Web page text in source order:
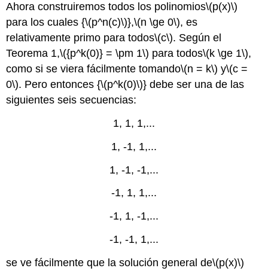
Ahora construiremos todos los polinomios\(p(x)\)
para los cuales {\(p^n(c)\)},\(n \ge 0\), es
relativamente primo para todos\(c\). Según el
Teorema 1,\({p^k(0)} = \pm 1\) para todos\(k \ge 1\),
como si se viera fácilmente tomando\(n = k\) y\(c =
0\). Pero entonces {\(p^k(0)\)} debe ser una de las
siguientes seis secuencias:
1, 1, 1,...
1, -1, 1,...
1, -1, -1,...
-1, 1, 1,...
-1, 1, -1,...
-1, -1, 1,...
se ve fácilmente que la solución general de\(p(x)\)